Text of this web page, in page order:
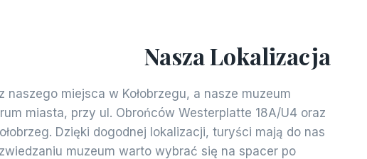
Nasza Lokalizacja
naszego miejsca w Kołobrzegu, a nasze muzeum
miasta, przy ul. Obrońców Westerplatte 18A/U4 oraz
Dzięki dogodnej lokalizacji, turyści mają do nas
muzeum warto wybrać się na spacer po